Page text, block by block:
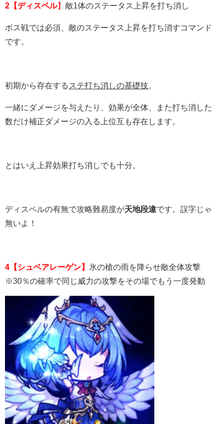
2【ディスペル】 敵1体のステータス上昇を打ち消し
ボス戦では必須、敵のステータス上昇を打ち消すコマンド
です。
初期から存在する ステ打ち消しの基礎技。
一緒にダメージを与えたり、効果が全体、また打ち消した
数だけ補正ダメージの入る上位互も存在します。
とはいえ上昇効果打ち消しでも十分。
ディスペルの有無で攻略難易度が天地段違です。誤字じゃ
無いよ！
4【シュベアレーゲン】 氷の槍の雨を降らせ敵全体攻撃
※30％の確率で同じ威力の攻撃をその場でもう一度発動